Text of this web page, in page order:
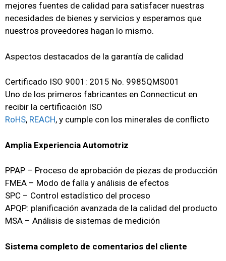
mejores fuentes de calidad para satisfacer nuestras
necesidades de bienes y servicios y esperamos que
nuestros proveedores hagan lo mismo.
Aspectos destacados de la garantía de calidad
Certificado ISO 9001: 2015 No. 9985QMS001
Uno de los primeros fabricantes en Connecticut en
recibir la certificación ISO
RoHS, REACH, y cumple con los minerales de conflicto
Amplia Experiencia Automotriz
PPAP – Proceso de aprobación de piezas de producción
FMEA – Modo de falla y análisis de efectos
SPC – Control estadístico del proceso
APQP: planificación avanzada de la calidad del producto
MSA – Análisis de sistemas de medición
Sistema completo de comentarios del cliente